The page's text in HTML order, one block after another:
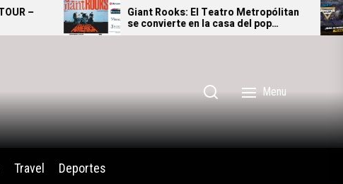
Giant Rooks: El Teatro Metropólitan
se convierte en la casa del pop
alternativo alemán
Menu
Travel Deportes